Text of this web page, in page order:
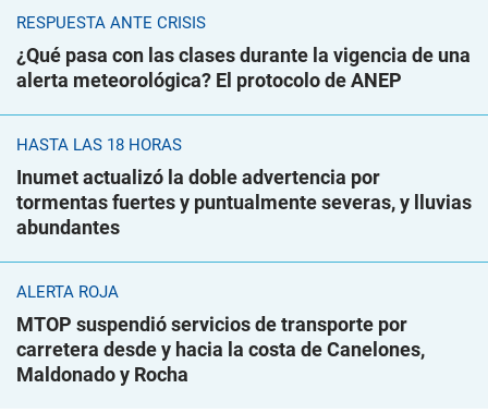
RESPUESTA ANTE CRISIS
¿Qué pasa con las clases durante la vigencia de una
alerta meteorológica? El protocolo de ANEP
HASTA LAS 18 HORAS
Inumet actualizó la doble advertencia por
tormentas fuertes y puntualmente severas, y lluvias
abundantes
ALERTA ROJA
MTOP suspendió servicios de transporte por
carretera desde y hacia la costa de Canelones,
Maldonado y Rocha